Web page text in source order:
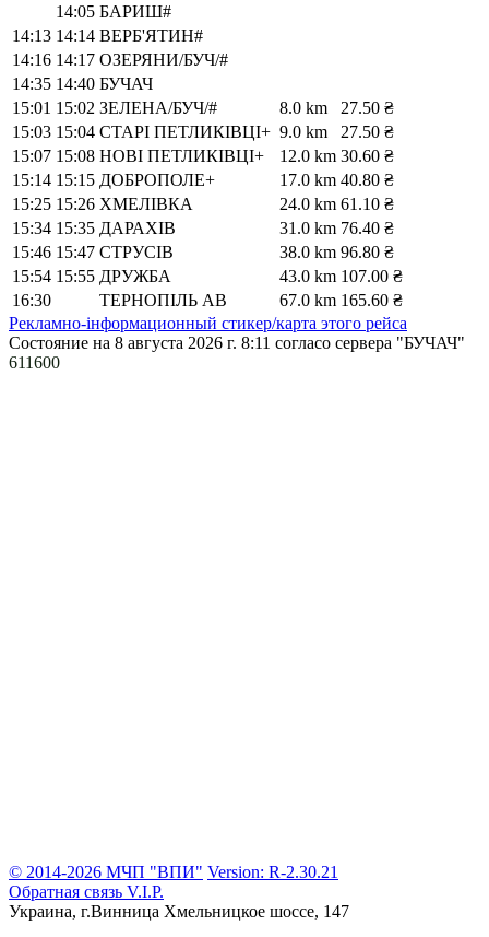
14:05 БАРИШ#
14:13 14:14 ВЕРБ'ЯТИН#
14:16 14:17 ОЗЕРЯНИ/БУЧ/#
14:35 14:40 БУЧАЧ
15:01 15:02 ЗЕЛЕНА/БУЧ/# 8.0 km
27.50 ₴
15:03 15:04 СТАРІ ПЕТЛИКІВЦІ+ 9.0 km
27.50 ₴
15:07 15:08 НОВІ ПЕТЛИКІВЦІ+ 12.0 km 30.60 ₴
15:14 15:15 ДОБРОПОЛЕ+ 17.0 km 40.80 ₴
15:25 15:26 ХМЕЛІВКА 24.0 km 61.10 ₴
15:34 15:35 ДАРАХІВ 31.0 km 76.40 ₴
15:46 15:47 СТРУСІВ 38.0 km 96.80 ₴
15:54 15:55 ДРУЖБА 43.0 km 107.00 ₴
16:30
ТЕРНОПІЛЬ АВ 67.0 km 165.60 ₴
Рекламно-інформационный стикер/карта этого рейса
Состояние на 8 августа 2026 г. 8:11 согласо сервера "БУЧАЧ"
611600
© 2014-2026 МЧП "ВПИ" Version: R-2.30.21
Обратная связь V.I.P.
Украина, г.Винница Хмельницкое шоссе, 147